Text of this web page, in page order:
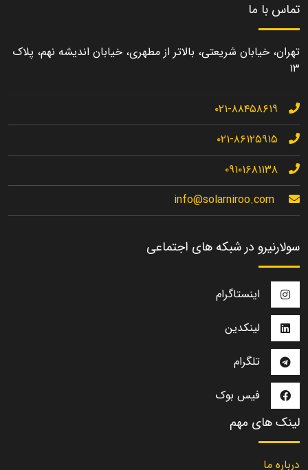
تماس با ما
تهران، خیابان شریعتی، بالاتر از مطهری، خیابان اندیشه نهم، پلاک
۱۳
۰۲۱-۸۸۴۵۸۶۱۹
۰۲۱-۸۶۱۲۵۹۱۵
۰۹۱۰۱۶۸۱۱۳۸
info@solarniroo.com
سولارنیرو در شبکه های اجتماعی
اینستاگرام
لینکدین
تلگرام
فیس بوک
لینک های مهم
درباره ما